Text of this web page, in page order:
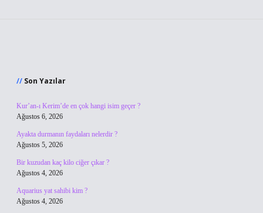
Son Yazılar
Kur’an-ı Kerim’de en çok hangi isim geçer ?
Ağustos 6, 2026
Ayakta durmanın faydaları nelerdir ?
Ağustos 5, 2026
Bir kuzudan kaç kilo ciğer çıkar ?
Ağustos 4, 2026
Aquarius yat sahibi kim ?
Ağustos 4, 2026